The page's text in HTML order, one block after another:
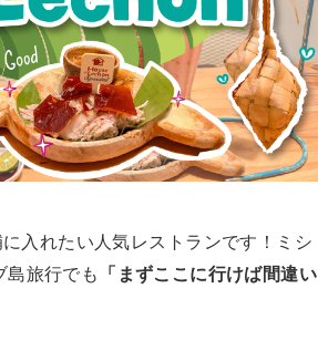
入れたい人気レストランです！ミシ
島旅行でも
「まずここに行けば間違い